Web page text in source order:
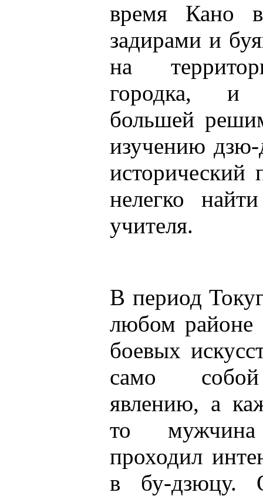
время Кано
задирами и
на
городка, и
большей
изучению
исторический
нелегко
учителя.
В период
любом районе
боевых
само
явлению, а
то
проходил
в бу-дзюцу.